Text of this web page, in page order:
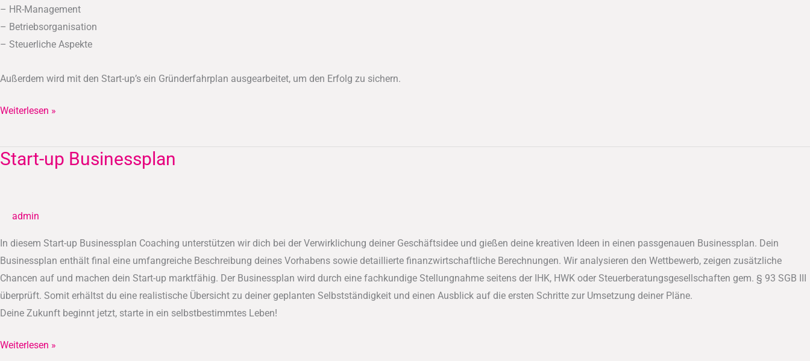
– HR-Management
– Betriebsorganisation
– Steuerliche Aspekte
Außerdem wird mit den Start-up’s ein Gründerfahrplan ausgearbeitet, um den Erfolg zu sichern.
Weiterlesen »
Start-up Businessplan
admin
In diesem Start-up Businessplan Coaching unterstützen wir dich bei der Verwirklichung deiner Geschäftsidee und gießen deine kreativen Ideen in einen passgenauen Businessplan. Dein
Businessplan enthält final eine umfangreiche Beschreibung deines Vorhabens sowie detaillierte finanzwirtschaftliche Berechnungen. Wir analysieren den Wettbewerb, zeigen zusätzliche
Chancen auf und machen dein Start-up marktfähig. Der Businessplan wird durch eine fachkundige Stellungnahme seitens der IHK, HWK oder Steuerberatungsgesellschaften gem. § 93 SGB III
überprüft. Somit erhältst du eine realistische Übersicht zu deiner geplanten Selbstständigkeit und einen Ausblick auf die ersten Schritte zur Umsetzung deiner Pläne.
Deine Zukunft beginnt jetzt, starte in ein selbstbestimmtes Leben!
Start-
Weiterlesen »